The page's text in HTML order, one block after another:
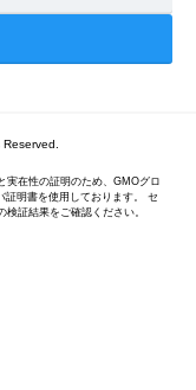
実在性の証明のため、GMOグロ
証明書を使用しております。 セ
証結果をご確認ください。